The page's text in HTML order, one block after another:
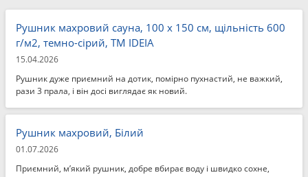
Рушник махровий сауна, 100 x 150 см, щільність 600
г/м2, темно-сірий, ТМ IDEIA
15.04.2026
Рушник дуже приємний на дотик, помірно пухнастий, не важкий,
рази 3 прала, і він досі виглядає як новий.
Рушник махровий, Білий
01.07.2026
Приємний, м’який рушник, добре вбирає воду і швидко сохне,